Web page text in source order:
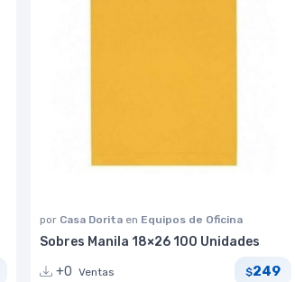
por Casa Dorita en Equipos de Oficina
Sobres Manila 18×26 100 Unidades
+0 Ventas $249